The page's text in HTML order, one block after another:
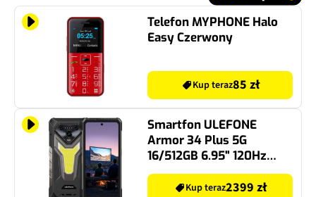
Telefon MYPHONE Halo
Easy Czerwony
Kup teraz85 zł
Smartfon ULEFONE
Armor 34 Plus 5G
16/512GB 6.95" 120Hz
Czarny
Kup teraz2399 zł